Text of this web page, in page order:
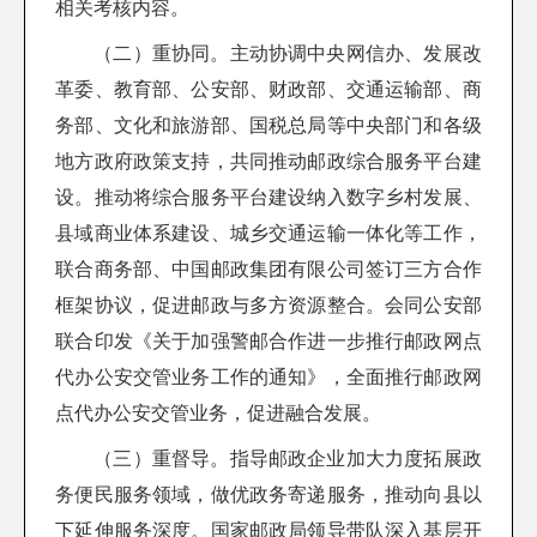
相关考核内容。
（二）重协同。主动协调中央网信办、发展改
革委、教育部、公安部、财政部、交通运输部、商
务部、文化和旅游部、国税总局等中央部门和各级
地方政府政策支持，共同推动邮政综合服务平台建
设。推动将综合服务平台建设纳入数字乡村发展、
县域商业体系建设、城乡交通运输一体化等工作，
联合商务部、中国邮政集团有限公司签订三方合作
框架协议，促进邮政与多方资源整合。会同公安部
联合印发《关于加强警邮合作进一步推行邮政网点
代办公安交管业务工作的通知》，全面推行邮政网
点代办公安交管业务，促进融合发展。
（三）重督导。指导邮政企业加大力度拓展政
务便民服务领域，做优政务寄递服务，推动向县以
下延伸服务深度。国家邮政局领导带队深入基层开